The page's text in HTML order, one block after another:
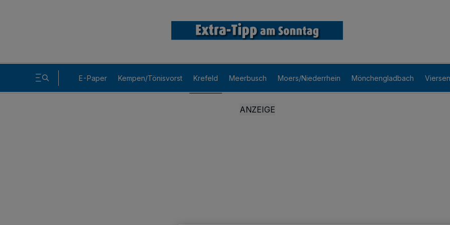
E-Paper Kempen/Tönisvorst Krefeld Meerbusch Moers/Niederrhein Mönchengladbach Viersen